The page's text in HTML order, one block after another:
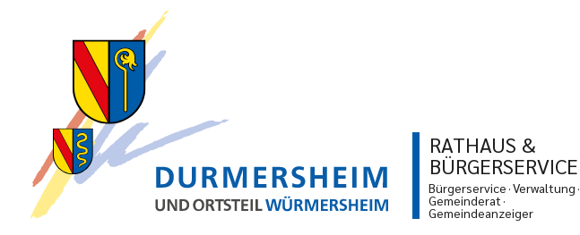
RATHAUS &
BÜRGERSERVICE
Bürgerservice Verwaltung
Gemeinderat
Gemeindeanzeiger